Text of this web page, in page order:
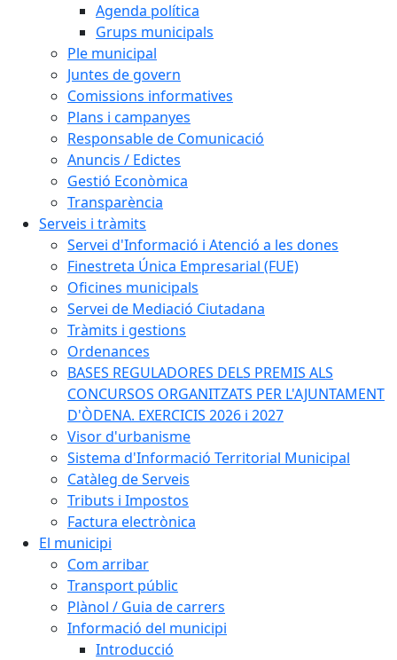
Agenda política
Grups municipals
Ple municipal
Juntes de govern
Comissions informatives
Plans i campanyes
Responsable de Comunicació
Anuncis / Edictes
Gestió Econòmica
Transparència
Serveis i tràmits
Servei d'Informació i Atenció a les dones
Finestreta Única Empresarial (FUE)
Oficines municipals
Servei de Mediació Ciutadana
Tràmits i gestions
Ordenances
BASES REGULADORES DELS PREMIS ALS
CONCURSOS ORGANITZATS PER L'AJUNTAMENT
D'ÒDENA. EXERCICIS 2026 i 2027
Visor d'urbanisme
Sistema d'Informació Territorial Municipal
Catàleg de Serveis
Tributs i Impostos
Factura electrònica
El municipi
Com arribar
Transport públic
Plànol / Guia de carrers
Informació del municipi
Introducció